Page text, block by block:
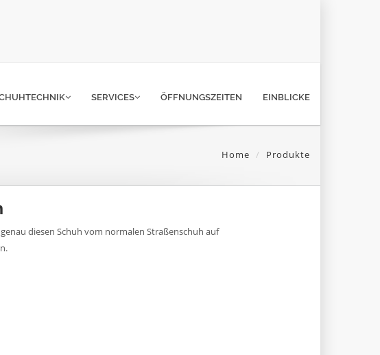
SERVICES ÖFFNUNGSZEITEN EINBLICKE
Home Produkte
diesen Schuh vom normalen Straßenschuh auf